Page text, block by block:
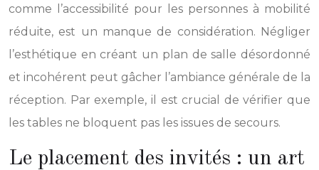
comme l’accessibilité pour les personnes à mobilité
réduite, est un manque de considération. Négliger
l’esthétique en créant un plan de salle désordonné
et incohérent peut gâcher l’ambiance générale de la
réception. Par exemple, il est crucial de vérifier que
les tables ne bloquent pas les issues de secours.
Le placement des invités : un art